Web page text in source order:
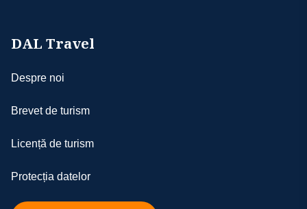
DAL Travel
Despre noi
Brevet de turism
Licență de turism
Protecția datelor